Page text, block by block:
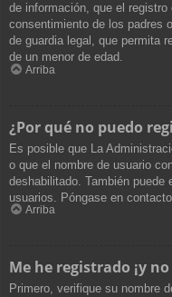
de información, que el
consentimiento de los padres
de guardia legal, que permita
de un menor de edad.
Arriba
¿Por qué no puedo
Es posible que La
o que el nombre de usuario
deshabilitado. También puede
usuarios. Póngase en
Arriba
Me he registrado ¡y
Primero, verifique su nombre